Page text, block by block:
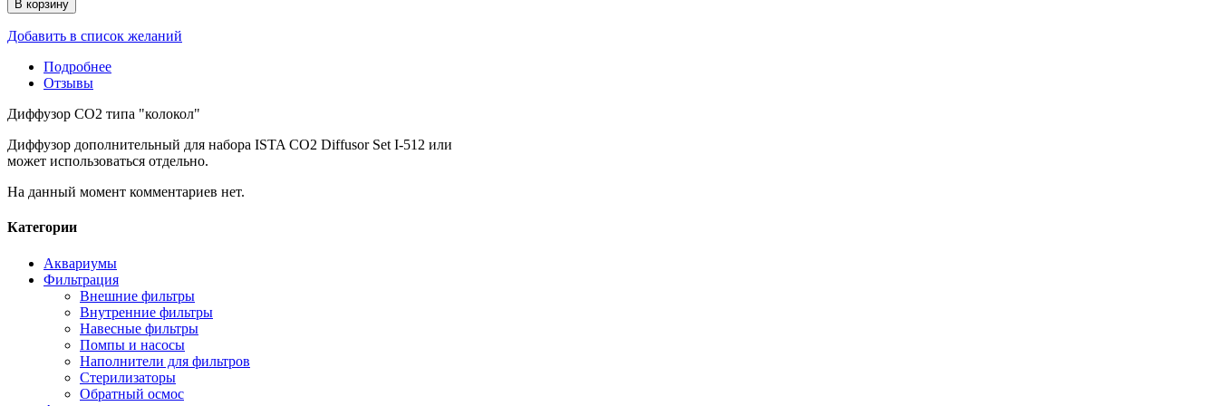
В корзину
Добавить в список желаний
Подробнее
Отзывы
Диффузор СO2 типа "колокол"
Диффузор дополнительный для набора ISTA CO2 Diffusor Set I-512 или
может использоваться отдельно.
На данный момент комментариев нет.
Категории
Аквариумы
Фильтрация
Внешние фильтры
Внутренние фильтры
Навесные фильтры
Помпы и насосы
Наполнители для фильтров
Стерилизаторы
Обратный осмос